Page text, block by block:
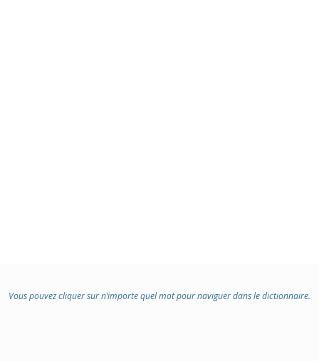
Vous pouvez cliquer sur n’importe quel mot pour naviguer dans le dictionnaire.